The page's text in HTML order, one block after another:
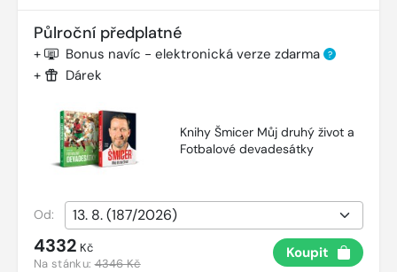
Půlroční předplatné
+ Bonus navíc - elektronická verze zdarma ?
+ Dárek
Knihy Šmicer Můj druhý život a
Fotbalové devadesátky
Od:
4332 Kč
Na stánku:4346 Kč
Koupit